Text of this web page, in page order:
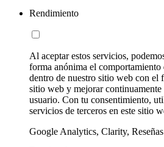
Rendimiento
Al aceptar estos servicios,
forma anónima el
dentro de nuestro sitio web con el
sitio web y mejorar
usuario. Con tu consentimiento,
servicios de terceros en este sitio
Google Analytics, Clarity,